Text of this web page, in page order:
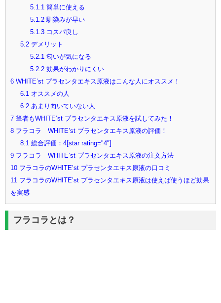
5.1.1簡単に使える
5.1.2馴染みが早い
5.1.3コスパ良し
5.2デメリット
5.2.1匂いが気になる
5.2.2効果がわかりにくい
6 WHITE’st プラセンタエキス原液はこんな人にオススメ！
6.1オススメの人
6.2あまり向いていない人
7 筆者もWHITE’st プラセンタエキス原液を試してみた！
8 フラコラ WHITE’st プラセンタエキス原液の評価！
8.1総合評価：4[star rating="4"]
9 フラコラ WHITE’st プラセンタエキス原液の注文方法
10 フラコラのWHITE’st プラセンタエキス原液の口コミ
11 フラコラのWHITE’st プラセンタエキス原液は使えば使うほど効果
を実感
フラコラとは？